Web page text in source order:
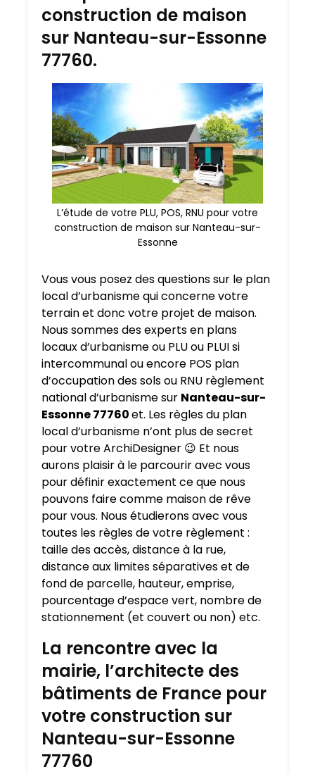
construction de maison
sur Nanteau-sur-Essonne
77760.
L’étude de votre PLU, POS, RNU pour votre
construction de maison sur Nanteau-sur-
Essonne
Vous vous posez des questions sur le plan
local d’urbanisme qui concerne votre
terrain et donc votre projet de maison.
Nous sommes des experts en plans
locaux d’urbanisme ou PLU ou PLUI si
intercommunal ou encore POS plan
d’occupation des sols ou RNU règlement
national d’urbanisme sur Nanteau-sur-
Essonne 77760et. Les règles du plan
local d’urbanisme n’ont plus de secret
pour votre ArchiDesigner 😉 Et nous
aurons plaisir à le parcourir avec vous
pour définir exactement ce que nous
pouvons faire comme maison de rêve
pour vous. Nous étudierons avec vous
toutes les règles de votre règlement :
taille des accès, distance à la rue,
distance aux limites séparatives et de
fond de parcelle, hauteur, emprise,
pourcentage d’espace vert, nombre de
stationnement (et couvert ou non) etc.
La rencontre avec la
mairie, l’architecte des
bâtiments de France pour
votre construction sur
Nanteau-sur-Essonne
77760